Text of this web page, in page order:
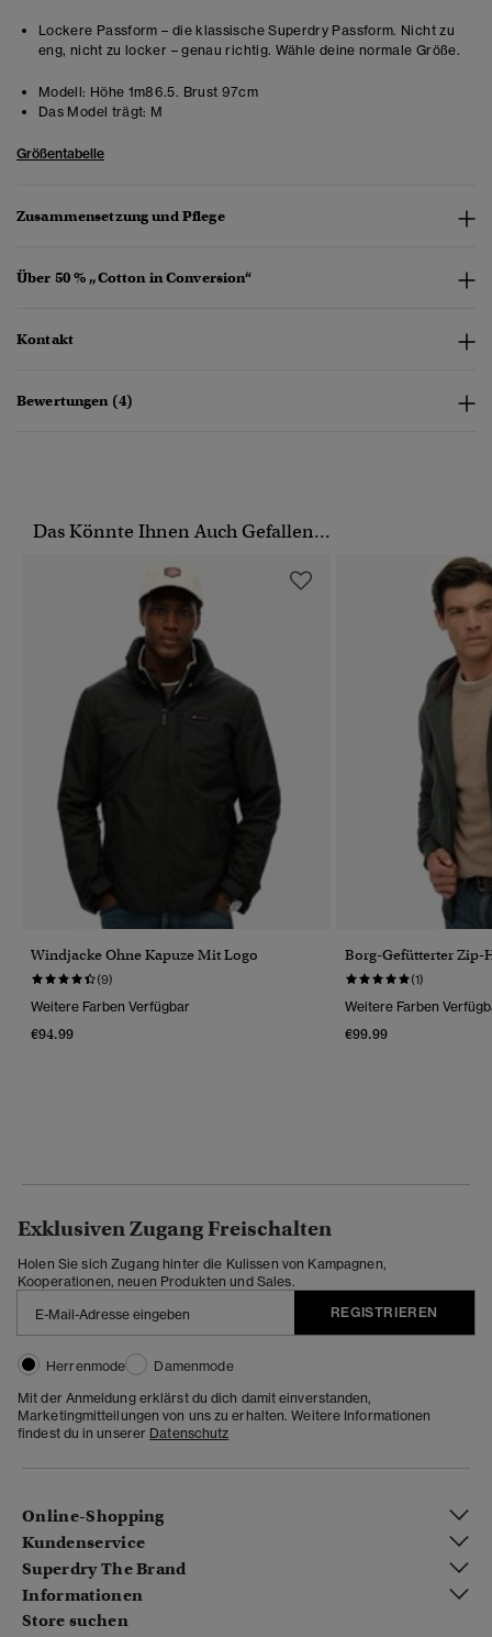
Lockere Passform – die klassische Superdry Passform. Nicht zu
eng, nicht zu locker – genau richtig. Wähle deine normale Größe.
Modell: Höhe 1m86.5. Brust 97cm
Das Model trägt: M
Größentabelle
Zusammensetzung und Pflege
Über 50 % „Cotton in Conversion“
Kontakt
Bewertungen (4)
Das Könnte Ihnen Auch Gefallen...
Windjacke Ohne Kapuze Mit Logo
(9)
Weitere Farben Verfügbar
€94.99
Borg-Gefütterter Zip-
(1)
Weitere Farben
€99.99
Exklusiven Zugang Freischalten
Holen Sie sich Zugang hinter die Kulissen von Kampagnen,
Kooperationen, neuen Produkten und Sales.
REGISTRIEREN
Herrenmode
Damenmode
Mit der Anmeldung erklärst du dich damit einverstanden,
Marketingmitteilungen von uns zu erhalten. Weitere Informationen
findest du in unserer Datenschutz
Online-Shopping
Kundenservice
Superdry The Brand
Informationen
Store suchen